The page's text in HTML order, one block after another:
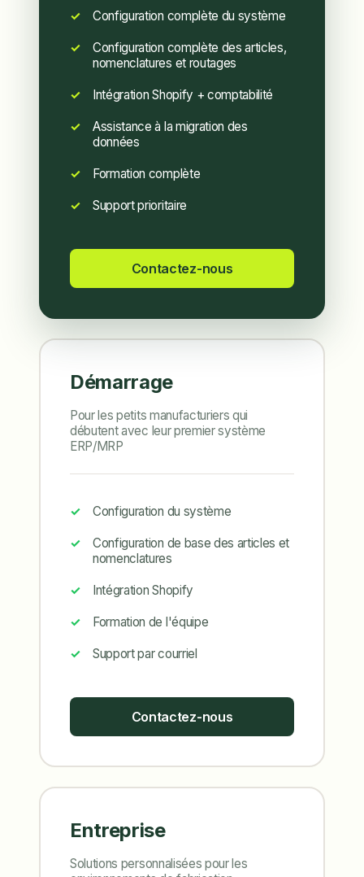
Démarrage
Pour les petits manufacturiers qui
débutent avec leur premier système
ERP/MRP
Configuration du système
Configuration de base des articles et
nomenclatures
Intégration Shopify
Formation de l'équipe
Support par courriel
Contactez-nous
Configuration complète du système
Configuration complète des articles,
nomenclatures et routages
Intégration Shopify + comptabilité
Assistance à la migration des
données
Formation complète
Support prioritaire
Contactez-nous
Entreprise
Solutions personnalisées pour les